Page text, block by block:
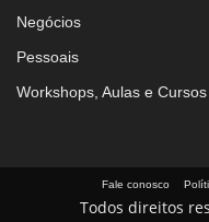
Negócios
Pessoais
Workshops, Aulas e Cursos
Fale conosco
Todos direitos